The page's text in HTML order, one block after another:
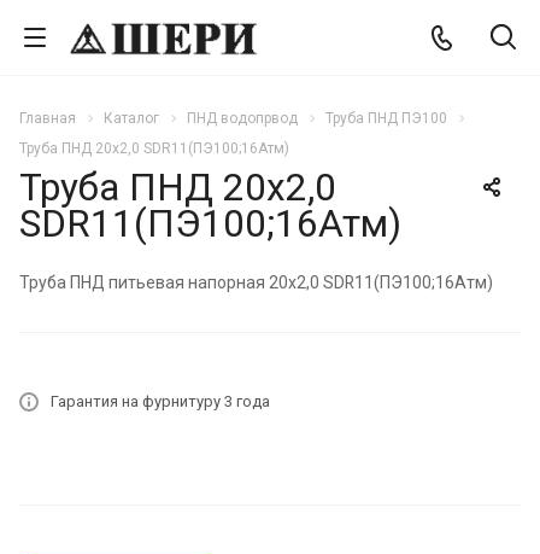
Главная Каталог ПНД водопрвод
Труба ПНД ПЭ100
Труба ПНД 20х2,0 SDR11(ПЭ100;16Атм)
Труба ПНД 20х2,0
SDR11(ПЭ100;16Атм)
Труба ПНД питьевая напорная 20х2,0 SDR11(ПЭ100;16Атм)
Гарантия на фурнитуру 3 года